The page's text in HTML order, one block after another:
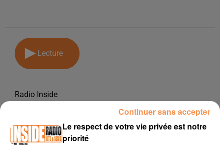
Lecture
Radio Inside
PODCAST DE PSL: EMISSION DU LUNDI 26 NOVEMBRE 2018
Le respect de votre vie privée est notre
priorité
Continuer sans accepter